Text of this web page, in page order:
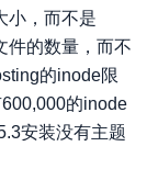
小，而不是
件的数量，而不
的inode限
的inode
安装没有主题